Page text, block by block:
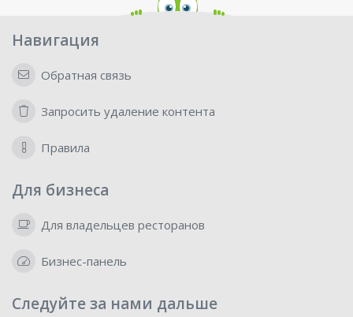
Навигация
Обратная связь
Запросить удаление контента
Правила
Для бизнеса
Для владельцев ресторанов
Бизнес-панель
Следуйте за нами дальше